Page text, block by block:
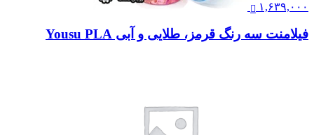
۱,۶۳۹,۰۰۰
فیلامنت سه رنگ قرمز، طلایی و آبی Yousu PLA